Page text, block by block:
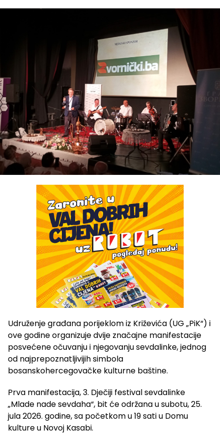
Udruženje građana porijeklom iz Križevića (UG „PiK“) i
ove godine organizuje dvije značajne manifestacije
posvećene očuvanju i njegovanju sevdalinke, jednog
od najprepoznatljivijih simbola
bosanskohercegovačke kulturne baštine.
Prva manifestacija, 3. Dječiji festival sevdalinke
„Mlade nade sevdaha“, bit će održana u subotu, 25.
jula 2026. godine, sa početkom u 19 sati u Domu
kulture u Novoj Kasabi.